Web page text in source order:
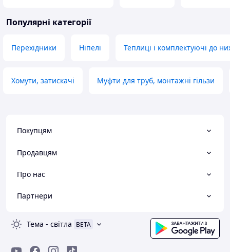
Популярні категорії
Перехідники Ніпелі Теплиці і комплектуючі до
Хомути, затискачі Муфти для труб, монтажні гільзи
Покупцям
Продавцям
Про нас
Партнери
Тема - світла BETA